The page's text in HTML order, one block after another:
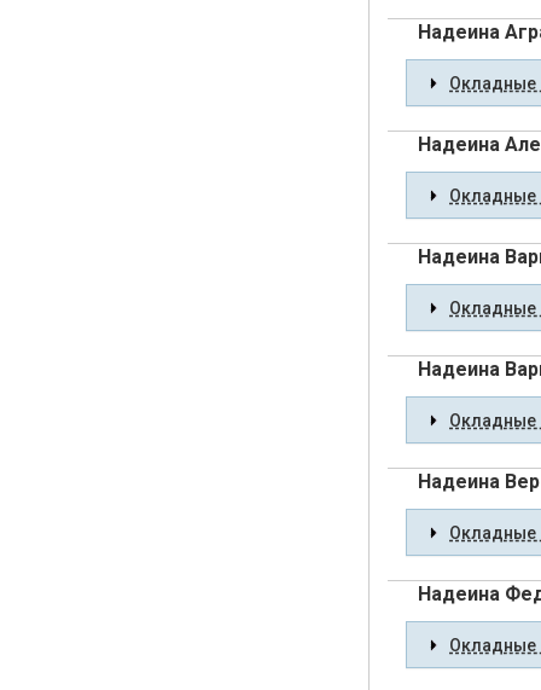
Надеина
Окладные
Надеина
Окладные
Надеина
Окладные
Надеина
Окладные
Надеина
Окладные
Надеина
Окладные